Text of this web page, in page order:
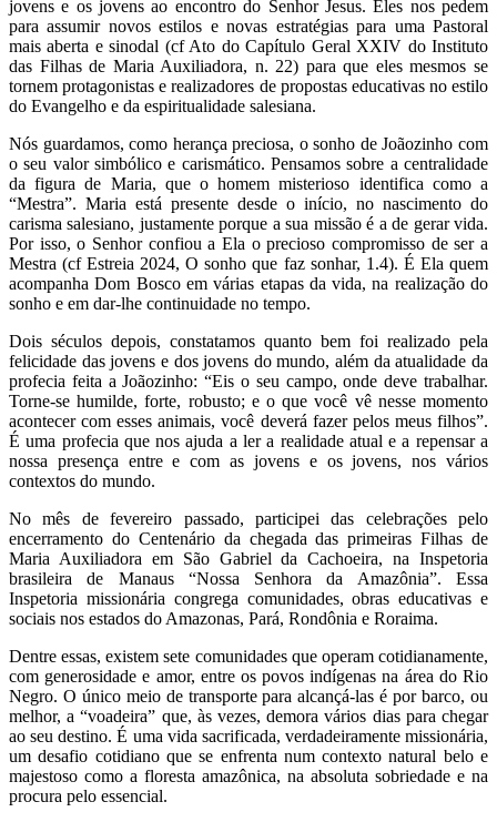
jovens e os jovens ao encontro do Senhor Jesus. Eles nos pedem
para assumir novos estilos e novas estratégias para uma Pastoral
mais aberta e sinodal (cf Ato do Capítulo Geral XXIV do Instituto
das Filhas de Maria Auxiliadora, n. 22) para que eles mesmos se
tornem protagonistas e realizadores de propostas educativas no estilo
do Evangelho e da espiritualidade salesiana.
Nós guardamos, como herança preciosa, o sonho de Joãozinho com
o seu valor simbólico e carismático. Pensamos sobre a centralidade
da figura de Maria, que o homem misterioso identifica como a
“Mestra”. Maria está presente desde o início, no nascimento do
carisma salesiano, justamente porque a sua missão é a de gerar vida.
Por isso, o Senhor confiou a Ela o precioso compromisso de ser a
Mestra (cf Estreia 2024, O sonho que faz sonhar, 1.4). É Ela quem
acompanha Dom Bosco em várias etapas da vida, na realização do
sonho e em dar-lhe continuidade no tempo.
Dois séculos depois, constatamos quanto bem foi realizado pela
felicidade das jovens e dos jovens do mundo, além da atualidade da
profecia feita a Joãozinho: “Eis o seu campo, onde deve trabalhar.
Torne-se humilde, forte, robusto; e o que você vê nesse momento
acontecer com esses animais, você deverá fazer pelos meus filhos”.
É uma profecia que nos ajuda a ler a realidade atual e a repensar a
nossa presença entre e com as jovens e os jovens, nos vários
contextos do mundo.
No mês de fevereiro passado, participei das celebrações pelo
encerramento do Centenário da chegada das primeiras Filhas de
Maria Auxiliadora em São Gabriel da Cachoeira, na Inspetoria
brasileira de Manaus “Nossa Senhora da Amazônia”. Essa
Inspetoria missionária congrega comunidades, obras educativas e
sociais nos estados do Amazonas, Pará, Rondônia e Roraima.
Dentre essas, existem sete comunidades que operam cotidianamente,
com generosidade e amor, entre os povos indígenas na área do Rio
Negro. O único meio de transporte para alcançá-las é por barco, ou
melhor, a “voadeira” que, às vezes, demora vários dias para chegar
ao seu destino. É uma vida sacrificada, verdadeiramente missionária,
um desafio cotidiano que se enfrenta num contexto natural belo e
majestoso como a floresta amazônica, na absoluta sobriedade e na
procura pelo essencial.